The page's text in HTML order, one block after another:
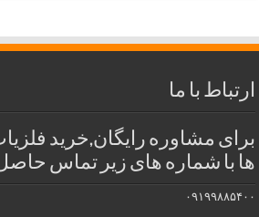
ارتباط با ما
برای مشاوره رایگان,خرید
ها با شماره های زیر تماس
۰۹۱۹۹۸۸۵۴۰۰